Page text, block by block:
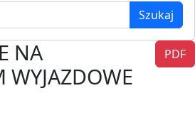
Szukaj
PDF
NA